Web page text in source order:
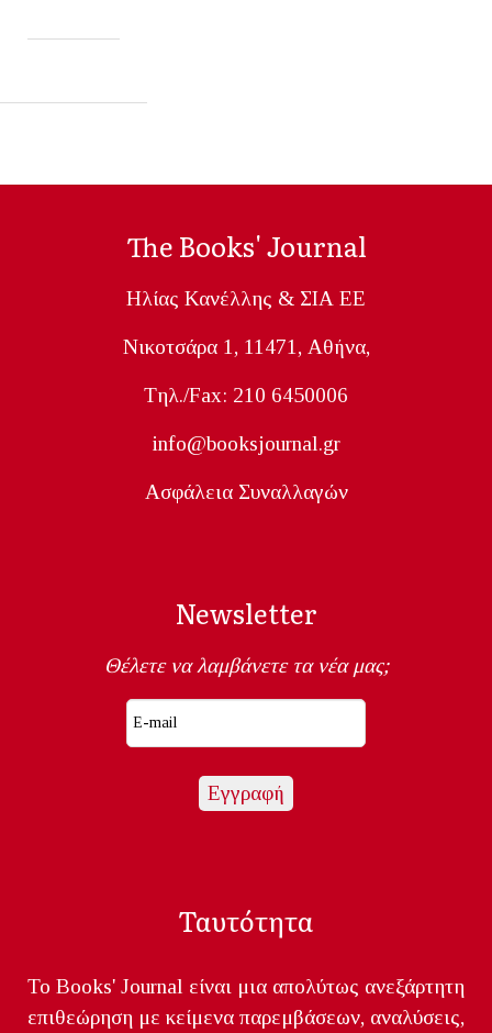
The Books' Journal
Ηλίας Κανέλλης & ΣΙΑ ΕΕ
Nικοτσάρα 1, 11471, Aθήνα,
Tηλ./Fax: 210 6450006
info@booksjournal.gr
Ασφάλεια Συναλλαγών
Newsletter
Θέλετε να λαμβάνετε τα νέα μας;
Ταυτότητα
Το Books' Journal είναι μια απολύτως ανεξάρτητη
επιθεώρηση με κείμενα παρεμβάσεων, αναλύσεις,